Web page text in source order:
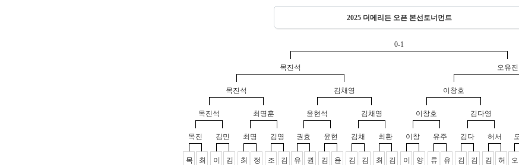
2025 더메리든 오픈 본선토너먼트
0-1
목진석
목진석
목진석
목진
목
최
김민
이
김
최명훈
최명
최
정
김영
조
김
김채영
윤현석
권효
유
권
윤현
김
윤
김채영
김채
김
김
최환
최
김
오유진
이창호
이창호
이창
이
양
유주
류
유
김다영
김다
김
김
허서
김
허
오